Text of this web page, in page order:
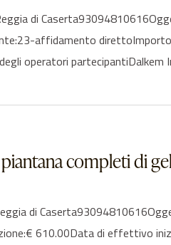
di
affidamento
operatori
completi di
di
610.00Data di effettivo